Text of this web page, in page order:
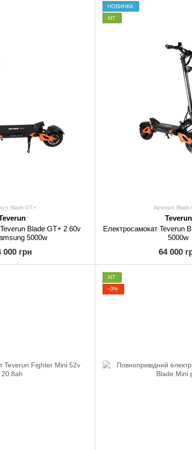
Blade GT+
Blade GT+ 2 60v
5000w
000 грн
НОВИНКА
ХІТ
Артикул: Blade
Teverun
Електросамокат Teverun
5000w
64 000
ХІТ
−3%